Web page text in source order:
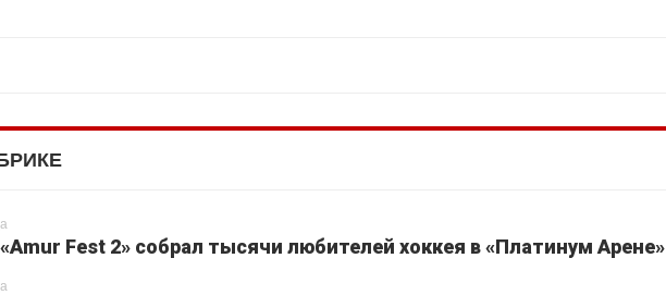
Fest 2» собрал тысячи любителей хоккея в «Платинум Арене»